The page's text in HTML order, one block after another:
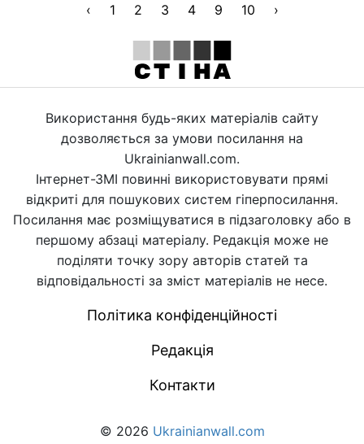
‹ 1 2 3 4 9 10 ›
Використання будь-яких матеріалів сайту
дозволяється за умови посилання на
Ukrainianwall.com.
Інтернет-ЗМІ повинні використовувати прямі
відкриті для пошукових систем гіперпосилання.
Посилання має розміщуватися в підзаголовку або в
першому абзаці матеріалу. Редакція може не
поділяти точку зору авторів статей та
відповідальності за зміст матеріалів не несе.
Політика конфіденційності
Редакція
Контакти
© 2026 Ukrainianwall.com